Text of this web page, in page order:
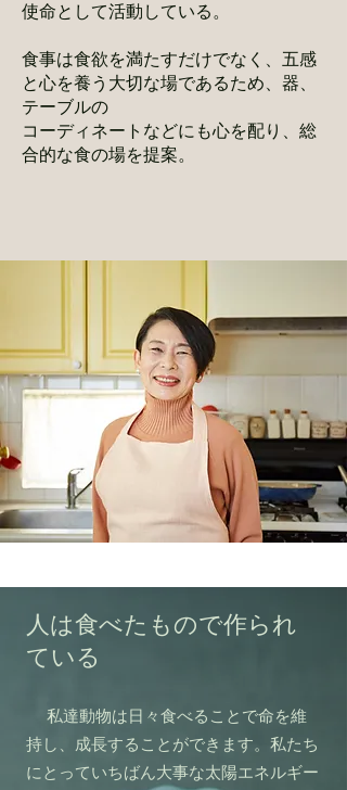
使命として活動している。
食事は食欲を満たすだけでなく、五感
と心を養う大切な場であるため、器、
テーブルの
コーディネートなどにも心を配り、総
合的な食の場を提案。
人は食べたもので作られ
ている
私達動物は日々食べることで命を維
持し、成長することができます。 私たち
にとっていちばん大事な太陽エネルギー